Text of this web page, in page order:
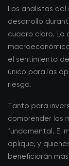
Los analistas
desarrollo
cuadro claro. La
el sentimiento
único para las
riesgo.
Tanto para
comprender los
fundamental. El
aplique, y
beneficiarán